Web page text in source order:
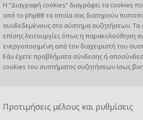
Η “Διαγραφή cookies” διαγράφει τα cookies
από το phpBB τα οποία σας διατηρούν
συνδεδεμένους στο σύστημα συζητήσεων.
επίσης λειτουργίες όπως η παρακολούθηση
ενεργοποιημένη από τον διαχειριστή του
Εάν έχετε προβλήματα σύνδεσης ή
cookies του συστήματος συζητήσεων ίσως
Προτιμήσεις μέλους και ρυθμίσεις